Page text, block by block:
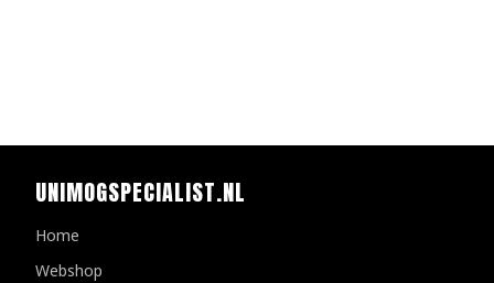
UNIMOGSPECIALIST.NL
Home
Webshop